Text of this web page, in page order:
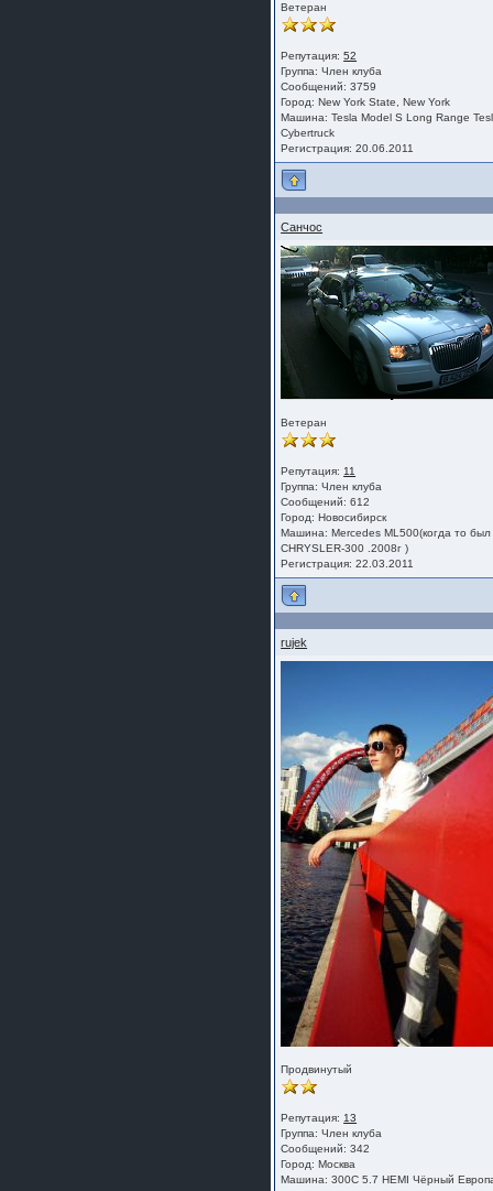
Ветеран
Репутация:52
Группа:Член клуба
Сообщений: 3759
Город: New York State, New York
Машина: Tesla Model S Long Range
Cybertruck
Регистрация: 20.06.2011
Санчос
Ветеран
Репутация: 11
Группа:Член клуба
Сообщений: 612
Город: Новосибирск
Машина: Mercedes ML500(когда то был
CHRYSLER-300 .2008г )
Регистрация: 22.03.2011
rujek
Продвинутый
Репутация: 13
Группа:Член клуба
Сообщений: 342
Город: Москва
Машина: 300C 5.7 HEMI Чёрный